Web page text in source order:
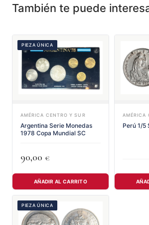
También te puede
PIEZA ÚNICA
AMÉRICA CENTRO Y SUR
Argentina Serie Monedas
1978 Copa Mundial SC
90,00 €
AÑADIR AL CARRITO
AMÉRICA
Perú 1/5
PIEZA ÚNICA